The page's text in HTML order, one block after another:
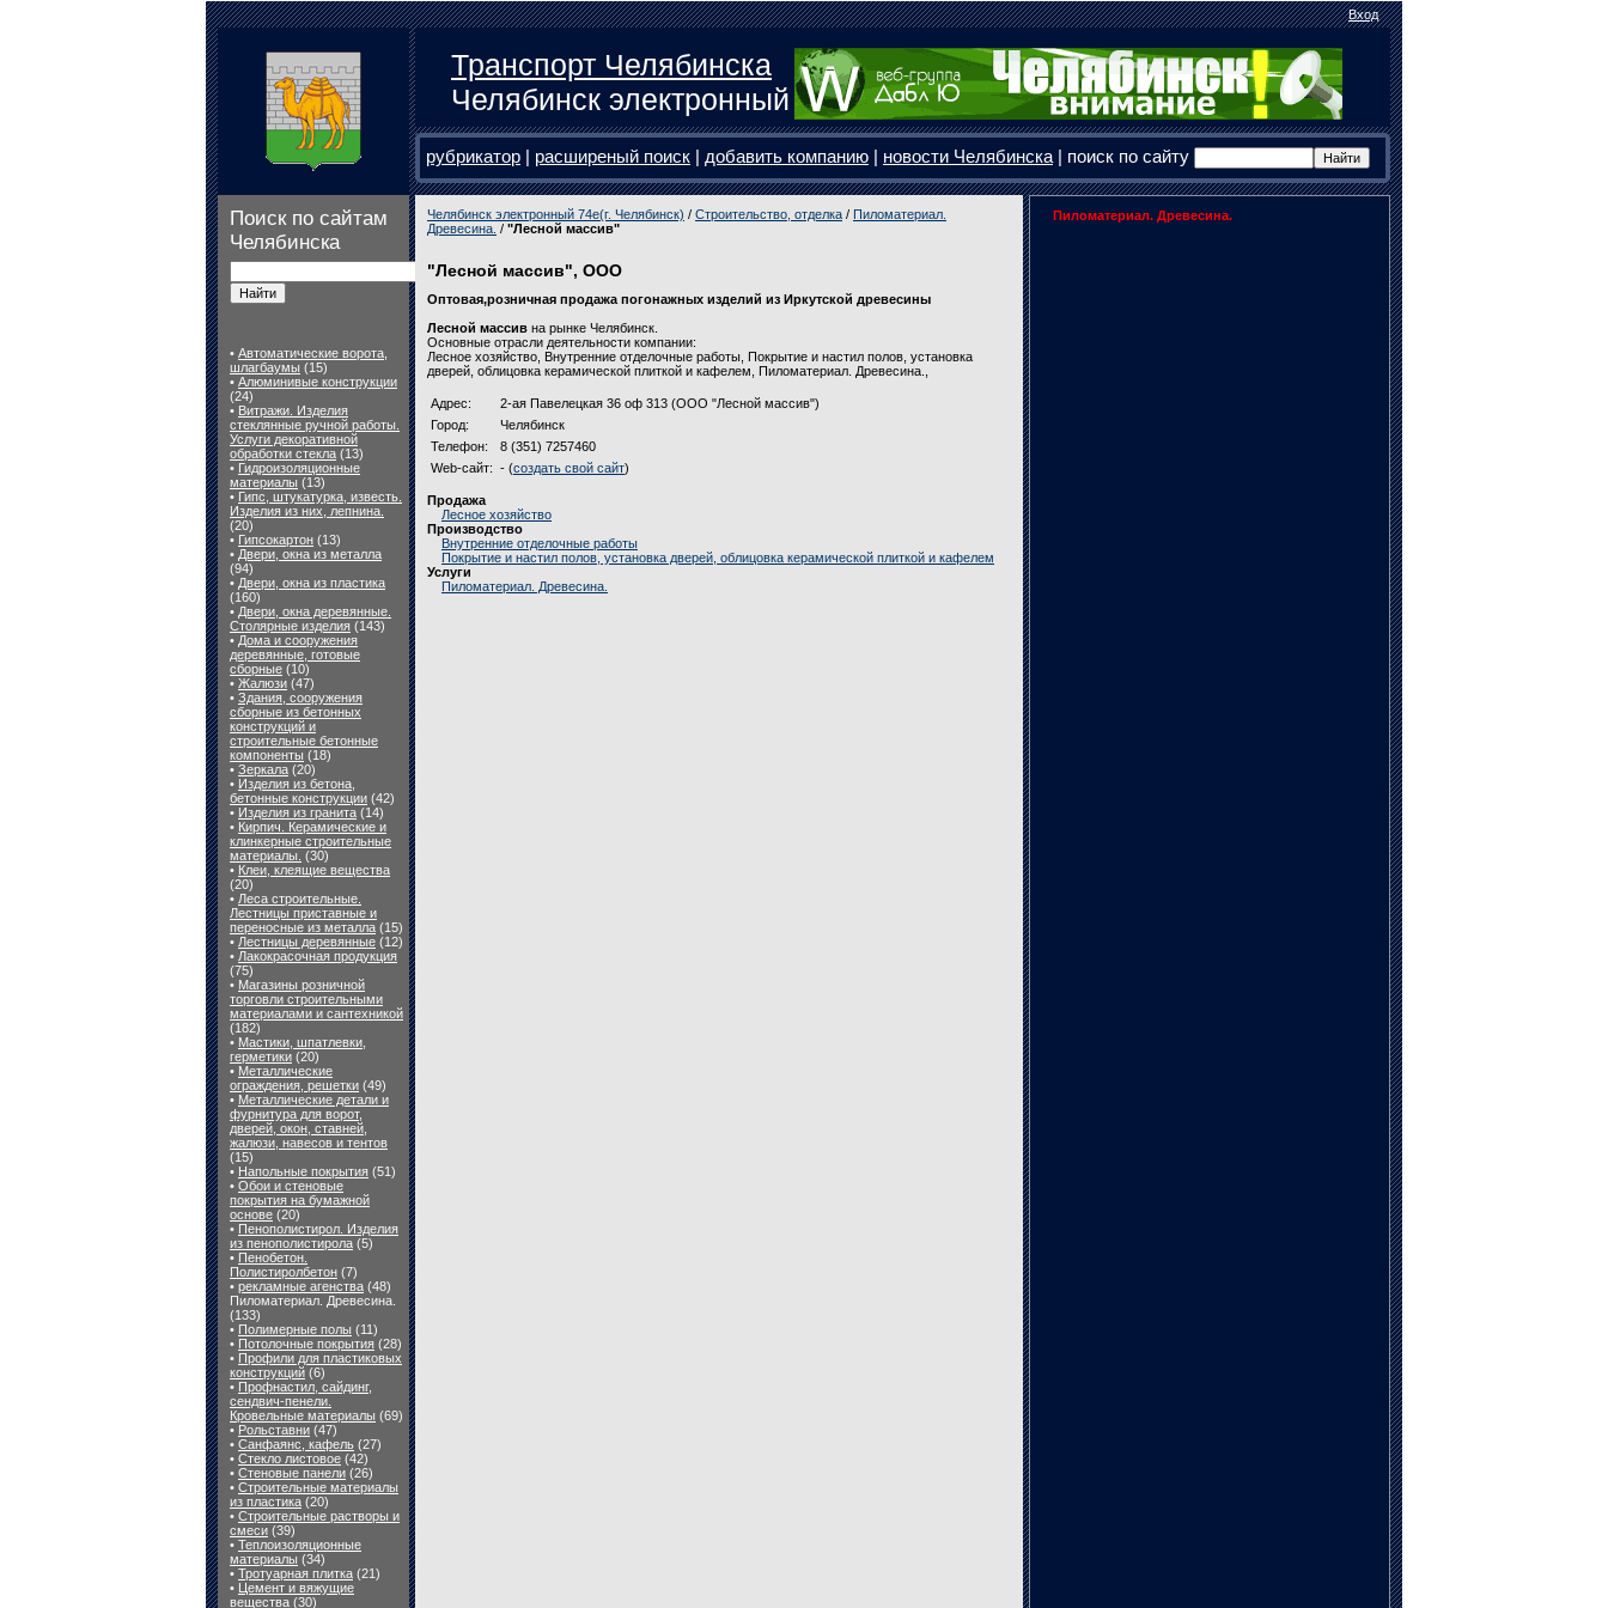
Вход
Транспорт Челябинска
Челябинск электронный
рубрикатор | расширеный поиск | добавить компанию | новости Челябинска | поиск по сайту
Поиск по сайтам
Челябинска
• Автоматические ворота,
шлагбаумы (15)
• Алюминивые конструкции
(24)
• Витражи. Изделия
стеклянные ручной работы.
Услуги декоративной
обработки стекла (13)
• Гидроизоляционные
материалы (13)
• Гипс, штукатурка, известь.
Изделия из них, лепнина.
(20)
• Гипсокартон (13)
• Двери, окна из металла
(94)
• Двери, окна из пластика
(160)
• Двери, окна деревянные.
Столярные изделия (143)
• Дома и сооружения
деревянные, готовые
сборные (10)
• Жалюзи (47)
• Здания, сооружения
сборные из бетонных
конструкций и
строительные бетонные
компоненты (18)
• Зеркала (20)
• Изделия из бетона,
бетонные конструкции (42)
• Изделия из гранита (14)
• Кирпич. Керамические и
клинкерные строительные
материалы. (30)
• Клеи, клеящие вещества
(20)
• Леса строительные.
Лестницы приставные и
переносные из металла (15)
• Лестницы деревянные (12)
• Лакокрасочная продукция
(75)
• Магазины розничной
торговли строительными
материалами и сантехникой
(182)
• Мастики, шпатлевки,
герметики (20)
• Металлические
ограждения, решетки (49)
• Металлические детали и
фурнитура для ворот,
дверей, окон, ставней,
жалюзи, навесов и тентов
(15)
• Напольные покрытия (51)
• Обои и стеновые
покрытия на бумажной
основе (20)
• Пенополистирол. Изделия
из пенополистирола (5)
• Пенобетон.
Полистиролбетон (7)
• рекламные агенства (48)
Пиломатериал. Древесина.
(133)
• Полимерные полы (11)
• Потолочные покрытия (28)
• Профили для пластиковых
конструкций (6)
• Профнастил, сайдинг,
сендвич-пенели.
Кровельные материалы (69)
• Рольставни (47)
• Санфаянс, кафель (27)
• Стекло листовое (42)
• Стеновые панели (26)
• Строительные материалы
из пластика (20)
• Строительные растворы и
смеси (39)
• Теплоизоляционные
материалы (34)
• Тротуарная плитка (21)
• Цемент и вяжущие
вещества (30)
Челябинск электронный 74e(г. Челябинск) / Строительство, отделка / Пиломатериал.
Древесина. / "Лесной массив"
"Лесной массив", ООО
Оптовая,розничная продажа погонажных изделий из Иркутской древесины
Лесной массив на рынке Челябинск.
Основные отрасли деятельности компании:
Лесное хозяйство, Внутренние отделочные работы, Покрытие и настил полов, установка
дверей, облицовка керамической плиткой и кафелем, Пиломатериал. Древесина.,
Адрес:
2-ая Павелецкая 36 оф 313 (ООО "Лесной массив")
Город:
Челябинск
Телефон:
8 (351) 7257460
Web-сайт: - (создать свой сайт)
Продажа
Лесное хозяйство
Производство
Внутренние отделочные работы
Покрытие и настил полов, установка дверей, облицовка керамической плиткой и кафелем
Услуги
Пиломатериал. Древесина.
Пиломатериал. Древесина.